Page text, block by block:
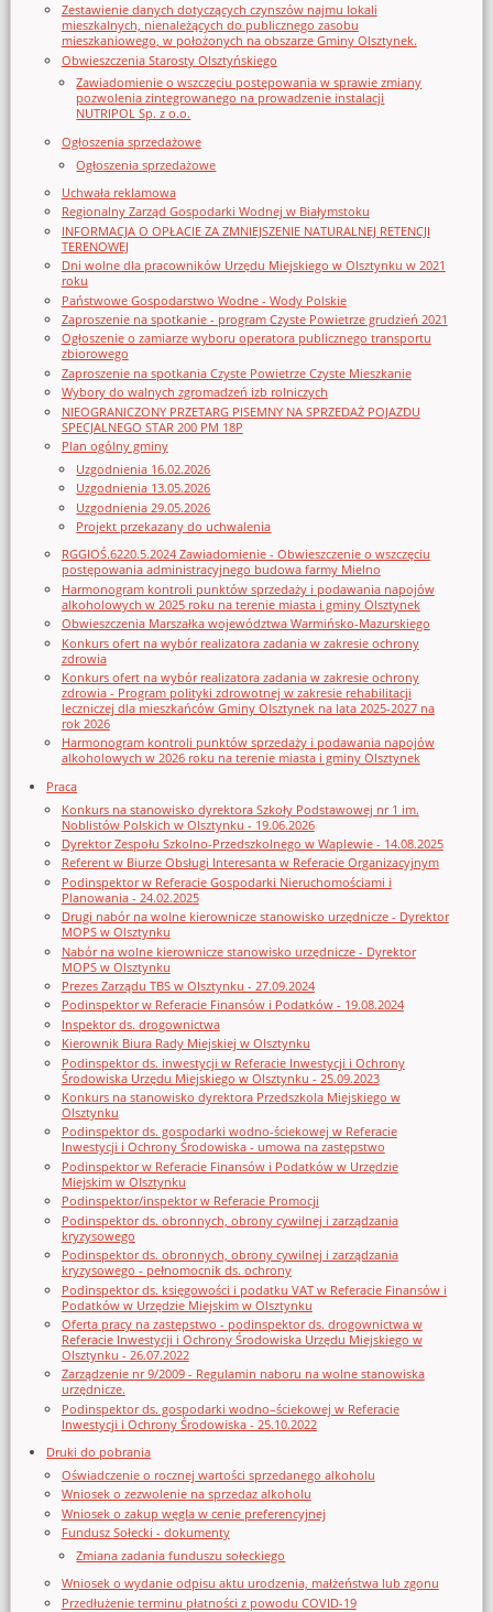
Zestawienie danych dotyczących czynszów najmu lokali
mieszkalnych, nienależących do publicznego zasobu
mieszkaniowego, w położonych na obszarze Gminy Olsztynek.
Obwieszczenia Starosty Olsztyńskiego
Zawiadomienie o wszczęciu postępowania w sprawie zmiany
pozwolenia zintegrowanego na prowadzenie instalacji
NUTRIPOL Sp. z o.o.
Ogłoszenia sprzedażowe
Ogłoszenia sprzedażowe
Uchwała reklamowa
Regionalny Zarząd Gospodarki Wodnej w Białymstoku
INFORMACJA O OPŁACIE ZA ZMNIEJSZENIE NATURALNEJ RETENCJI
TERENOWEJ
Dni wolne dla pracowników Urzędu Miejskiego w Olsztynku w 2021
roku
Państwowe Gospodarstwo Wodne - Wody Polskie
Zaproszenie na spotkanie - program Czyste Powietrze grudzień 2021
Ogłoszenie o zamiarze wyboru operatora publicznego transportu
zbiorowego
Zaproszenie na spotkania Czyste Powietrze Czyste Mieszkanie
Wybory do walnych zgromadzeń izb rolniczych
NIEOGRANICZONY PRZETARG PISEMNY NA SPRZEDAŻ POJAZDU
SPECJALNEGO STAR 200 PM 18P
Plan ogólny gminy
Uzgodnienia 16.02.2026
Uzgodnienia 13.05.2026
Uzgodnienia 29.05.2026
Projekt przekazany do uchwalenia
RGGIOŚ.6220.5.2024 Zawiadomienie - Obwieszczenie o wszczęciu
postępowania administracyjnego budowa farmy Mielno
Harmonogram kontroli punktów sprzedaży i podawania napojów
alkoholowych w 2025 roku na terenie miasta i gminy Olsztynek
Obwieszczenia Marszałka województwa Warmińsko-Mazurskiego
Konkurs ofert na wybór realizatora zadania w zakresie ochrony
zdrowia
Konkurs ofert na wybór realizatora zadania w zakresie ochrony
zdrowia - Program polityki zdrowotnej w zakresie rehabilitacji
leczniczej dla mieszkańców Gminy Olsztynek na lata 2025-2027 na
rok 2026
Harmonogram kontroli punktów sprzedaży i podawania napojów
alkoholowych w 2026 roku na terenie miasta i gminy Olsztynek
Praca
Konkurs na stanowisko dyrektora Szkoły Podstawowej nr 1 im.
Noblistów Polskich w Olsztynku - 19.06.2026
Dyrektor Zespołu Szkolno-Przedszkolnego w Waplewie - 14.08.2025
Referent w Biurze Obsługi Interesanta w Referacie Organizacyjnym
Podinspektor w Referacie Gospodarki Nieruchomościami i
Planowania - 24.02.2025
Drugi nabór na wolne kierownicze stanowisko urzędnicze - Dyrektor
MOPS w Olsztynku
Nabór na wolne kierownicze stanowisko urzędnicze - Dyrektor
MOPS w Olsztynku
Prezes Zarządu TBS w Olsztynku - 27.09.2024
Podinspektor w Referacie Finansów i Podatków - 19.08.2024
Inspektor ds. drogownictwa
Kierownik Biura Rady Miejskiej w Olsztynku
Podinspektor ds. inwestycji w Referacie Inwestycji i Ochrony
Środowiska Urzędu Miejskiego w Olsztynku - 25.09.2023
Konkurs na stanowisko dyrektora Przedszkola Miejskiego w
Olsztynku
Podinspektor ds. gospodarki wodno-ściekowej w Referacie
Inwestycji i Ochrony Środowiska - umowa na zastępstwo
Podinspektor w Referacie Finansów i Podatków w Urzędzie
Miejskim w Olsztynku
Podinspektor/inspektor w Referacie Promocji
Podinspektor ds. obronnych, obrony cywilnej i zarządzania
kryzysowego
Podinspektor ds. obronnych, obrony cywilnej i zarządzania
kryzysowego - pełnomocnik ds. ochrony
Podinspektor ds. księgowości i podatku VAT w Referacie Finansów i
Podatków w Urzędzie Miejskim w Olsztynku
Oferta pracy na zastępstwo - podinspektor ds. drogownictwa w
Referacie Inwestycji i Ochrony Środowiska Urzędu Miejskiego w
Olsztynku - 26.07.2022
Zarządzenie nr 9/2009 - Regulamin naboru na wolne stanowiska
urzędnicze.
Podinspektor ds. gospodarki wodno–ściekowej w Referacie
Inwestycji i Ochrony Środowiska - 25.10.2022
Druki do pobrania
Oświadczenie o rocznej wartości sprzedanego alkoholu
Wniosek o zezwolenie na sprzedaz alkoholu
Wniosek o zakup węgla w cenie preferencyjnej
Fundusz Sołecki - dokumenty
Zmiana zadania funduszu sołeckiego
Wniosek o wydanie odpisu aktu urodzenia, małżeństwa lub zgonu
Przedłużenie terminu płatności z powodu COVID-19